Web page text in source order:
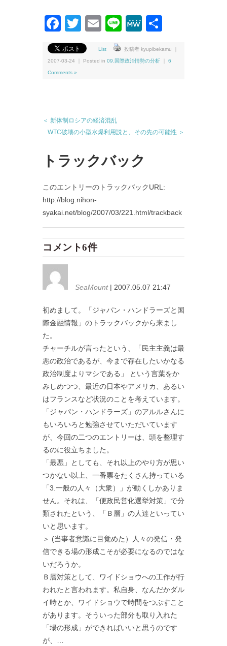
Facebook
Twitter
EmailLineMeWe
List 投稿者 kyupibekamu ｜
2007-03-24 ｜ Posted in 09.国際政治情勢の分析 6
Comments »
＜ 新体制ロシアの経済混乱
WTC破壊の小型水爆利用説と、その先の可能性 ＞
トラックバック
このエントリーのトラックバックURL:
http://blog.nihon-
syakai.net/blog/2007/03/221.html/trackback
コメント6件
SeaMount| 2007.05.07 21:47
初めまして。「ジャパン・ハンドラーズと国
際金融情報」のトラックバックから来まし
た。
チャーチルが言ったという、「民主主義は最
悪の政治であるが、今まで存在したいかなる
政治制度よりマシである」 という言葉をか
みしめつつ、最近の日本やアメリカ、あるい
はフランスなど状況のことを考えています。
「ジャパン・ハンドラーズ」のアルルさんに
もいろいろと勉強させていただいています
が、今回の二つのエントリーは、頭を整理す
るのに役立ちました。
「最悪」としても、それ以上のやり方が思い
つかない以上、一番票をたくさん持っている
「3.一般の人々（大衆）」が動くしかありま
せん。それは、「便政民営化選挙対策」で分
類されたという、「Ｂ層」の人達といってい
いと思います。
＞ (当事者意識に目覚めた）人々の発信・発
信できる場の形成こそが必要になるのではな
いだろうか。
Ｂ層対策として、ワイドショウへの工作が行
われたと言われます。私自身、なんだかダル
イ時とか、ワイドショウで時間をつぶすこと
があります。そういった部分も取り入れた
「場の形成」ができればいいと思うのです
が、…